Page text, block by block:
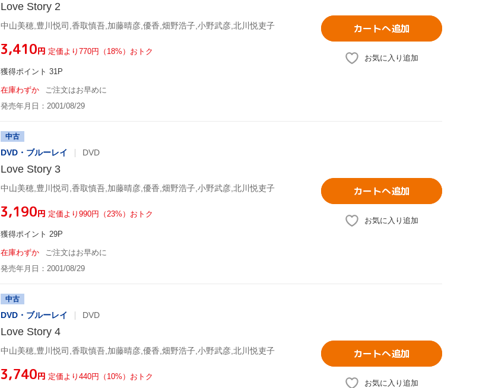
Love Story 2
中山美穂,豊川悦司,香取慎吾,加藤晴彦,優香,畑野浩子,小野武彦,北川悦吏子
¥3,410円 定価より770円（18%）おトク
獲得ポイント 31P
在庫わずか
ご注文はお早めに
発売年月日：2001/08/29
カートへ追加
お気に入り追加
中古
DVD・ブルーレイ DVD
Love Story 3
中山美穂,豊川悦司,香取慎吾,加藤晴彦,優香,畑野浩子,小野武彦,北川悦吏子
¥3,190円 定価より990円（23%）おトク
獲得ポイント 29P
在庫わずか
ご注文はお早めに
発売年月日：2001/08/29
カートへ追加
お気に入り追加
中古
DVD・ブルーレイ DVD
Love Story 4
中山美穂,豊川悦司,香取慎吾,加藤晴彦,優香,畑野浩子,小野武彦,北川悦吏子
¥3,740円 定価より440円（10%）おトク
カートへ追加
お気に入り追加